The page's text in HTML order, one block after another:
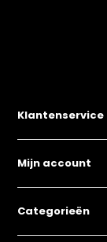
Klantenservice
Mijn account
Categorieën